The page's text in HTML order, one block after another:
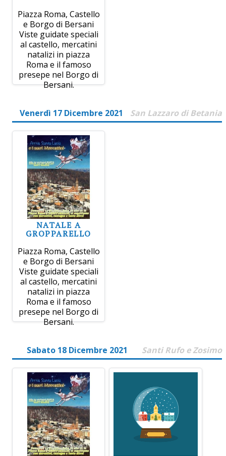
Piazza Roma, Castello
e Borgo di Bersani
Viste guidate speciali
al castello, mercatini
natalizi in piazza
Roma e il famoso
presepe nel Borgo di
Bersani.
Venerdì 17 Dicembre 2021 San Lazzaro di Betania
NATALE A
GROPPARELLO
Piazza Roma, Castello
e Borgo di Bersani
Viste guidate speciali
al castello, mercatini
natalizi in piazza
Roma e il famoso
presepe nel Borgo di
Bersani.
Sabato 18 Dicembre 2021 Santi Rufo e Zosimo